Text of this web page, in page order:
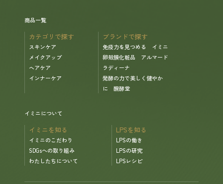
商品一覧
カテゴリで探す
スキンケア
メイクアップ
ヘアケア
インナーケア
ブランドで探す
免疫力を見つめる イミニ
卵殻膜化粧品 アルマード
ラディーナ
発酵の力で美しく健やか
に 醗酵堂
イミニについて
イミニを知る
イミニのこだわり
SDGsへの取り組み
わたしたちについて
LPSを知る
LPSの働き
LPSの研究
LPSレシピ